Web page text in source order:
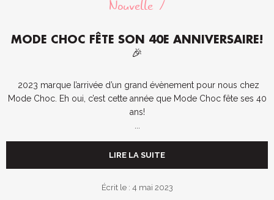
Nouvelle
MODE CHOC FÊTE SON 40E ANNIVERSAIRE!
🎉
2023 marque l’arrivée d’un grand évènement pour nous chez
Mode Choc. Eh oui, c’est cette année que Mode Choc fête ses 40
ans!
LIRE LA SUITE
Écrit le : 4 mai 2023